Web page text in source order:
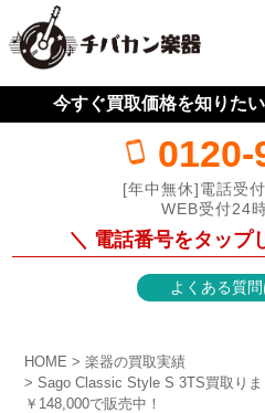
今すぐ買取価格を知りた
0120-
[年中無休]電話受
WEB受付24
＼ 電話番号をタップ
よくある質
HOME
楽器の買取実績
Sago Classic Style S 3TS買取り
￥148,000で販売中！